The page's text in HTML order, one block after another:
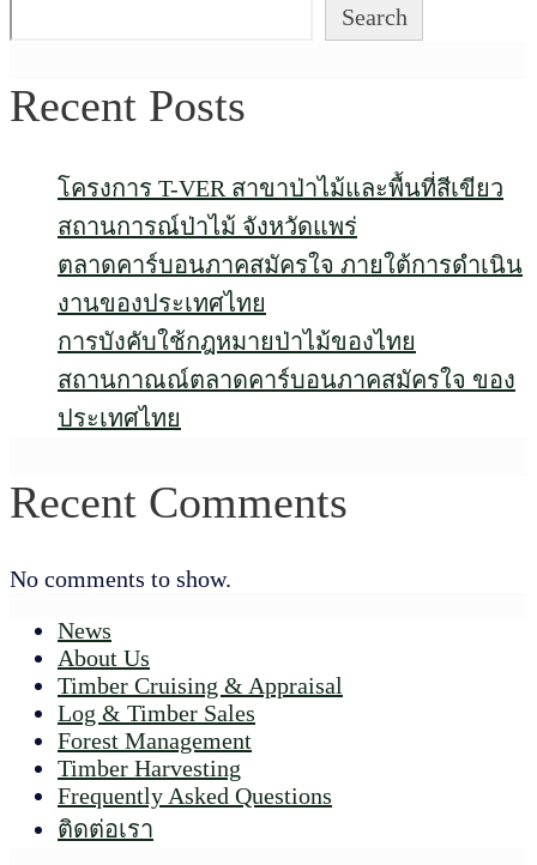
Search
Recent Posts
โครงการ T-VER สาขาป่าไม้และพื้นที่สีเขียว
สถานการณ์ป่าไม้ จังหวัดแพร่
ตลาดคาร์บอนภาคสมัครใจ ภายใต้การดำเนิน
งานของประเทศไทย
การบังคับใช้กฎหมายป่าไม้ของไทย
สถานกาณณ์ตลาดคาร์บอนภาคสมัครใจ ของ
ประเทศไทย
Recent Comments
No comments to show.
News
About Us
Timber Cruising & Appraisal
Log & Timber Sales
Forest Management
Timber Harvesting
Frequently Asked Questions
ติดต่อเรา